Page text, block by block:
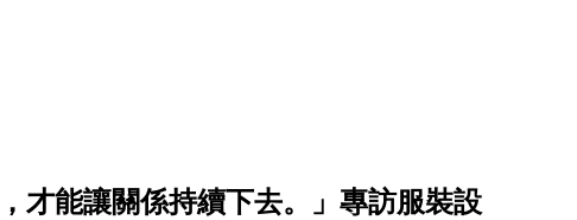
才能讓關係持續下去。」專訪服裝設